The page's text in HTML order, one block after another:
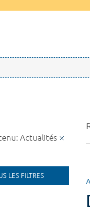
Actualités
LES FILTRES